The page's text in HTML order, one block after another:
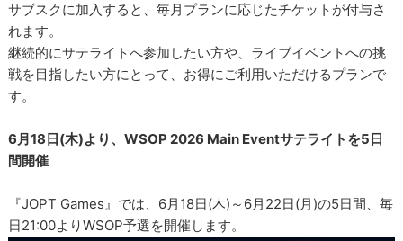
サブスクに加入すると、毎月プランに応じたチケットが付与さ
れます。
継続的にサテライトへ参加したい方や、ライブイベントへの挑
戦を目指したい方にとって、お得にご利用いただけるプランで
す。
6月18日(木)より、WSOP 2026 Main Eventサテライトを5日
間開催
『JOPT Games』では、6月18日(木)～6月22日(月)の5日間、毎
日21:00よりWSOP予選を開催します。